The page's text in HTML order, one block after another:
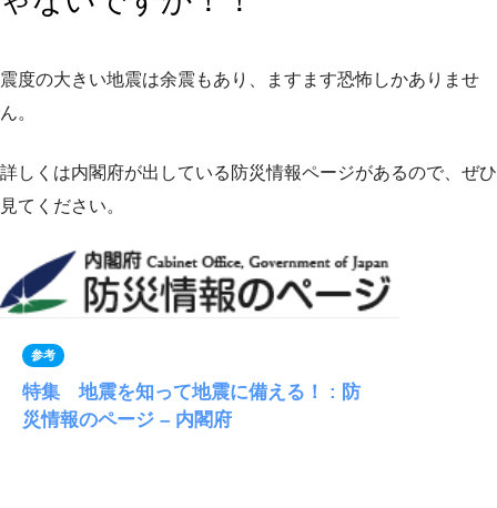
震度の大きい地震は余震もあり、ますます恐怖しかありませ
ん。
詳しくは内閣府が出している防災情報ページがあるので、ぜひ
見てください。
参考
特集 地震を知って地震に備える！ : 防
災情報のページ – 内閣府